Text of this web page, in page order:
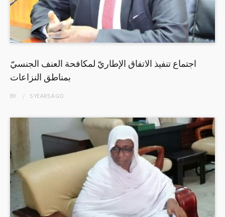
اجتماع تنفيذ الاتفاق الإطاريّ لمكافحة العنف الجنسيّ
بمناطق النزاعات
BY 5 YEARSAGO